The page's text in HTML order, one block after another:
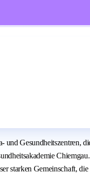
Gesundheitszentren,
starken Gemeinschaft,